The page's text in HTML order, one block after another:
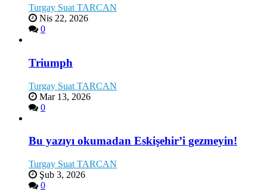
Turgay Suat TARCAN
Nis 22, 2026
0
Triumph
Turgay Suat TARCAN
Mar 13, 2026
0
Bu yazıyı okumadan Eskişehir’i gezmeyin!
Turgay Suat TARCAN
Şub 3, 2026
0